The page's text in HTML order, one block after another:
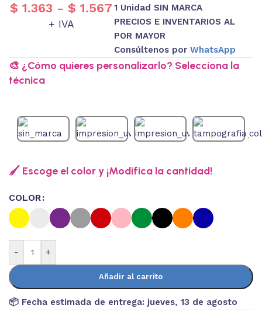
$ 1.363 - $ 1.567
+ IVA
1 Unidad SIN MARCA
PRECIOS E INVENTARIOS AL
POR MAYOR
Consúltenos por WhatsApp
🎨 ¿Cómo quieres personalizarlo? Selecciona la
técnica
🖌️ Escoge el color y ¡Modifica la cantidad!
COLOR
- +
Añadir al carrito
📦 Fecha estimada de entrega: jueves, 13 de agosto